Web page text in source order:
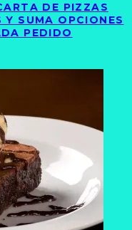
DE PIZZAS
Y SUMA OPCIONES
PEDIDO